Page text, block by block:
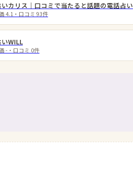
カリス｜口コミで当たると話題の電話占い
4.1 ・口コミ 93件
WILL
- ・口コミ 0件